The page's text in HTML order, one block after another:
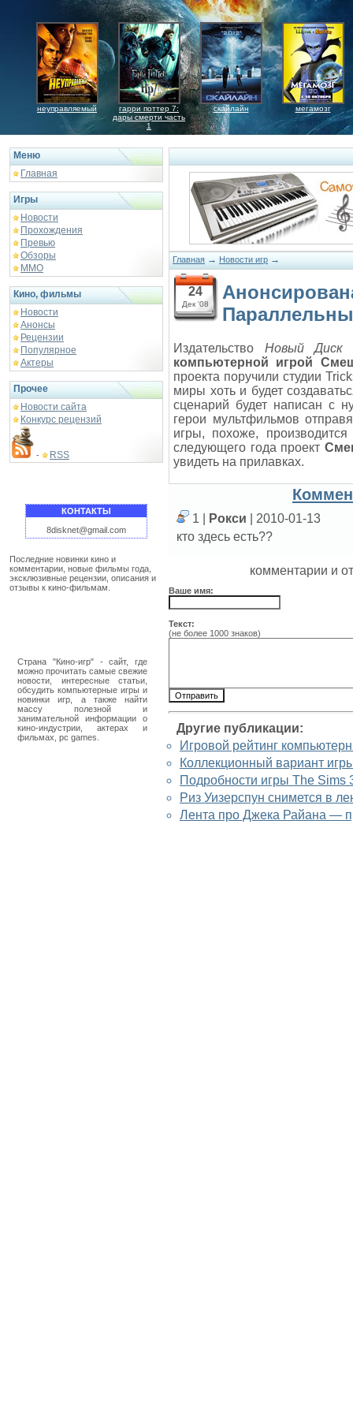
неуправляемый
гарри поттер 7:
дары смерти часть
1
скайлайн мегамозг
Меню
Главная
Игры
Новости
Прохождения
Превью
Обзоры
ММО
Кино, фильмы
Новости
Анонсы
Рецензии
Популярное
Актеры
Прочее
Новости сайта
Конкурс рецензий
- RSS
КОНТАКТЫ
8disknet@gmail.com
Последние новинки кино и
комментарии, новые фильмы года,
эксклюзивные рецензии, описания и
отзывы к кино-фильмам.
Страна "Кино-игр" - сайт, где
можно прочитать самые свежие
новости, интересные статьи,
обсудить компьютерные игры и
новинки игр, а также найти
массу полезной и
занимательной информации о
кино-индустрии, актерах и
фильмах, pc games.
Главная → Новости игр →
24
Дек '08
Издательство Новый Диск
компьютерной игрой
проекта поручили студии
миры хоть и будет
сценарий будет написан с
герои мультфильмов
игры, похоже,
следующего года проект
увидеть на прилавках.
1 | Рокси
| 2010-01-13
кто здесь есть??
комментарии и
Ваше имя:
Текст:
(не более 1000 знаков)
Другие публикации:
Игровой рейтинг
Коллекционный вариант
Подробности игры The Sims
Риз Уизерспун снимется в
Лента про Джека Райана —